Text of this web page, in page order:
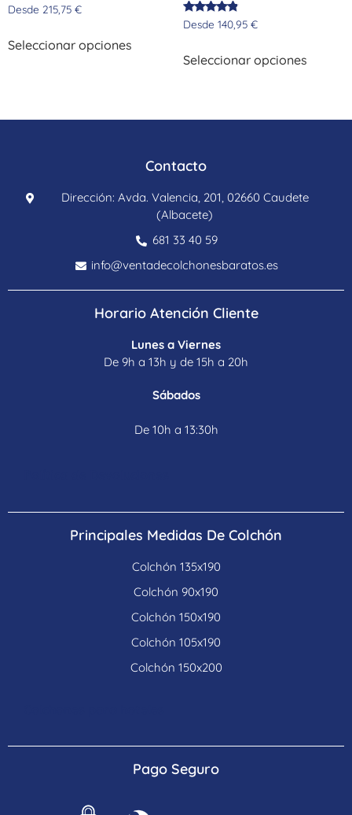
Valorado
con
Desde 215,75 €
Seleccionar opciones
Valorado
con
Desde 140,95 €
Seleccionar opciones
Contacto
Dirección: Avda. Valencia, 201, 02660 Caudete
(Albacete)
681 33 40 59
info@ventadecolchonesbaratos.es
Horario Atención Cliente
Lunes a Viernes
De 9h a 13h y de 15h a 20h
Sábados
De 10h a 13:30h
Principales Medidas De Colchón
Colchón 135x190
Colchón 90x190
Colchón 150x190
Colchón 105x190
Colchón 150x200
Pago Seguro